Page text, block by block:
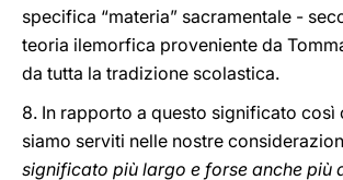
specifica “materia” sacramentale -
teoria ilemorfica proveniente da
da tutta la tradizione scolastica.
8. In rapporto a questo significato
siamo serviti nelle nostre
significato più largo e forse anche più